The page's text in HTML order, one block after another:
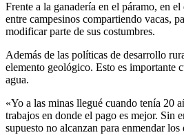
Frente a la ganadería en el páramo, en
entre campesinos compartiendo vacas,
modificar parte de sus costumbres.
Además de las políticas de desarrollo
elemento geológico. Esto es importante
agua.
«Yo a las minas llegué cuando tenía 20
trabajos en donde el pago es mejor. Sin
supuesto no alcanzan para enmendar